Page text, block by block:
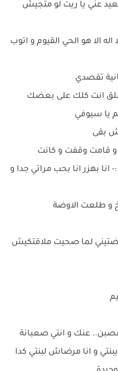
عني يا ريت لو متجيش
الا هو الحي القيوم و اتوب
تقصدي
انت كلك على بعضك
يا سيوفي
بقى
و قامت وقفت و كانت
بهزر انا بحب مراتي جدا و
و طلعت الاوضة
لما صحيت ملاقتكيش
غصبن.. عنك و انتي صعبانة
و انا مرضاش لبنتي كدا